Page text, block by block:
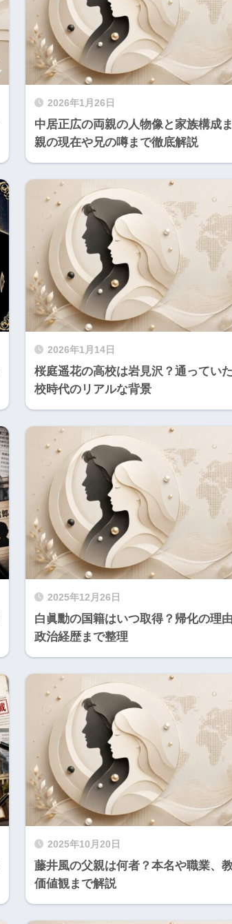
2026年1月26日
中居正広の両親の人物像と家族構成
親の現在や兄の噂まで徹底解説
2026年1月14日
桜庭遥花の高校は岩見沢？通ってい
校時代のリアルな背景
2025年12月26日
白眞勳の国籍はいつ取得？帰化の理
政治経歴まで整理
2025年10月20日
藤井風の父親は何者？本名や職業、
価値観まで解説